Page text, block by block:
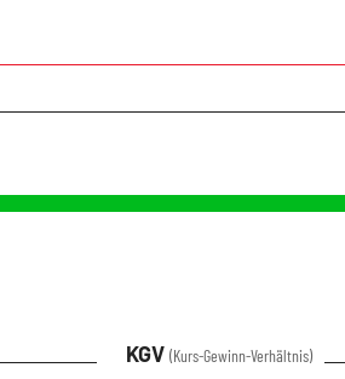
KGV (Kurs-Gewinn-Verhältnis)